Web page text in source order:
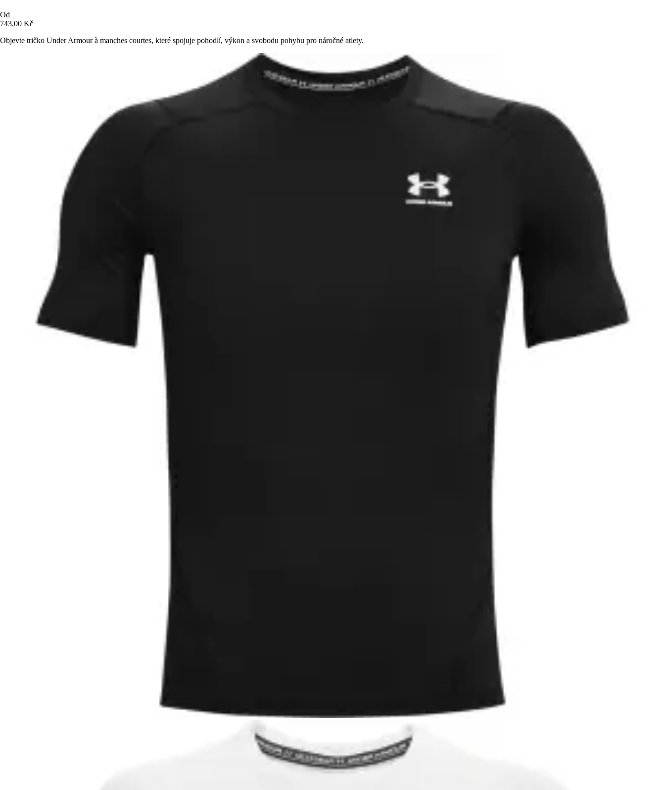
Od
743,00 Kč
Objevte tričko Under Armour à manches courtes, které spojuje pohodlí, výkon a svobodu pohybu pro náročné atlety.